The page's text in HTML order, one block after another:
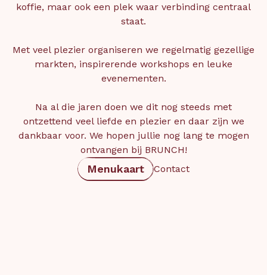
koffie, maar ook een plek waar verbinding centraal
staat.
Met veel plezier organiseren we regelmatig gezellige
markten, inspirerende workshops en leuke
evenementen.
Na al die jaren doen we dit nog steeds met
ontzettend veel liefde en plezier en daar zijn we
dankbaar voor. We hopen jullie nog lang te mogen
ontvangen bij BRUNCH!
Menukaart Contact